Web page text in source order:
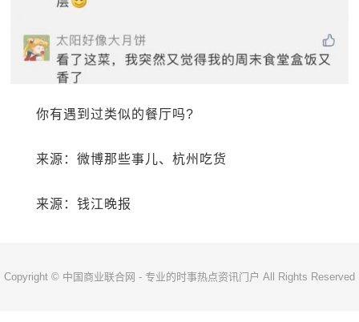
你有遇到过类似的餐厅吗?
来源：微博那些事儿、杭州吃货
来源：钱江晚报
Copyright © 中国商业联合网 - 专业的时事热点资讯门户 All Rights Reserved